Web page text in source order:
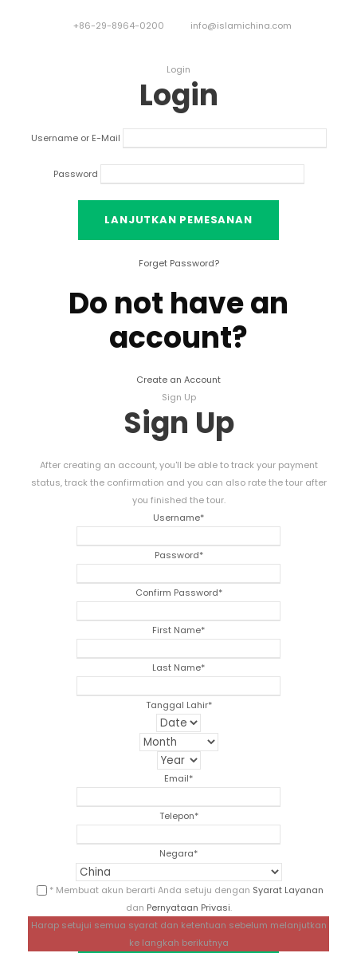
+86-29-8964-0200 info@islamichina.com
Login
Login
Username or E-Mail
Password
Forget Password?
Do not have an
account?
Create an Account
Sign Up
Sign Up
After creating an account,you'll be able to track your payment
status,track the confirmation and you can also rate the tour after
you finished the tour.
Username*
Password*
Confirm Password*
First Name*
Last Name*
Tanggal Lahir*
Email*
Telepon*
Negara*
* Membuat akun berarti Anda setuju dengan Syarat Layanan
dan Pernyataan Privasi.
Harap setujui semua syarat dan ketentuan sebelum melanjutkan
ke langkah berikutnya